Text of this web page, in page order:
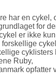
har en cykel,
for
er ikke
cyklisters
Ruby,
opfatter